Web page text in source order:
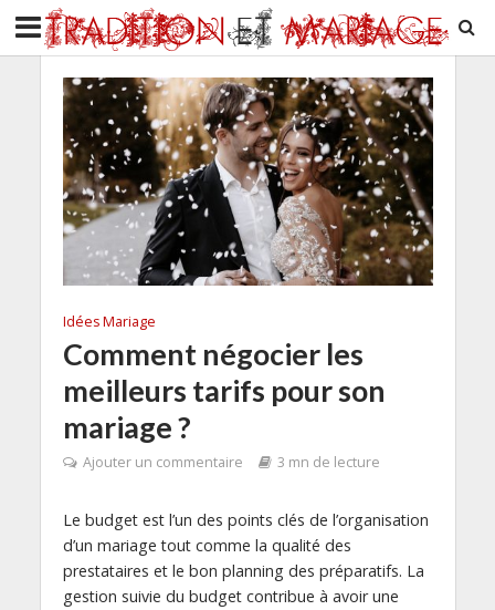
Idées Mariage
Comment négocier les
meilleurs tarifs pour son
mariage ?
Ajouter un commentaire 3 mn de lecture
Le budget est l’un des points clés de l’organisation
d’un mariage tout comme la qualité des
prestataires et le bon planning des préparatifs. La
gestion suivie du budget contribue à avoir une